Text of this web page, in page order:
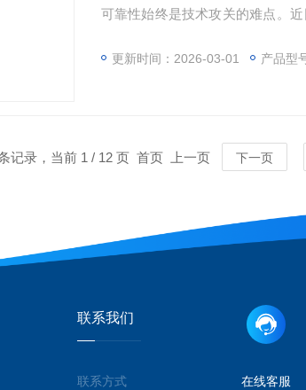
可靠性始终是技术攻关的难点。
产品，被多家头部企业评价为“全
更新时间：2026-03-01 产品型
记录，当前 1 / 12 页 首页 上一页 下一页
联系我们
联系方式 在线客服